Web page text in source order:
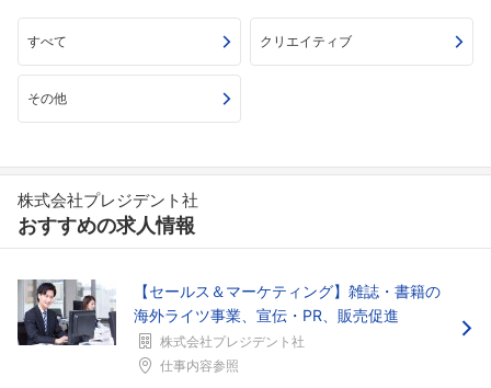
すべて クリエイティブ
その他
株式会社プレジデント社
おすすめの求人情報
【セールス＆マーケティング】雑誌・書籍の
海外ライツ事業、宣伝・PR、販売促進
株式会社プレジデント社
仕事内容参照